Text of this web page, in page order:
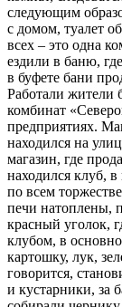
следующим
с домом, туалет
всех – это одна
ездили в баню,
в буфете бани
Работали жители
комбинат
предприятиях.
находился на
магазин, где
находился клуб,
по всем
печи натоплены,
красный уголок,
клубом, в
картошку, лук,
говорится,
и кустарники, за